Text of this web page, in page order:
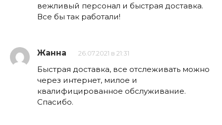
вежливый персонал и быстрая доставка.
Все бы так работали!
Жанна 26.07.2021 в 21:31
Быстрая доставка, все отслеживать можно
через интернет, милое и
квалифицированное обслуживание.
Спасибо.